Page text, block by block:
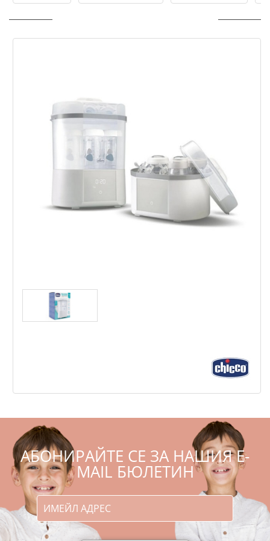
АБОНИРАЙТЕ СЕ ЗА НАШИЯ E-
MAIL БЮЛЕТИН